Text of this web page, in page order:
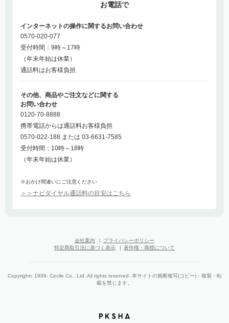
お電話で
インターネットの操作に関するお問い合わせ
0570-020-077
受付時間：9時～17時
（年末年始は休業）
通話料はお客様負担
その他、商品やご注文などに関する
お問い合わせ
0120-70-8888
携帯電話からは通話料お客様負担
0570-022-188 または 03-6631-7585
受付時間：10時～18時
（年末年始は休業）
※おかけ間違いにご注意ください
＞＞ナビダイヤル通話料の目安はこちら
会社案内
プライバシーポリシー
特定商取引法に基づく表示
著作権・商標について
Copyrightc 1999- Cecile Co., Ltd. All rights reserved. 本サイトの無断複写(コピー)・複製・転
載を禁じます。